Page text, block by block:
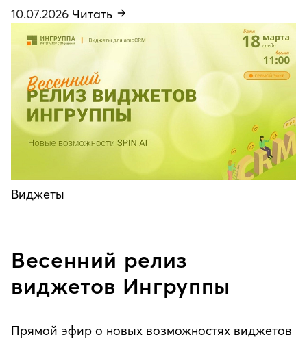
10.07.2026 Читать
Виджеты
Весенний релиз
виджетов Ингруппы
Прямой эфир о новых возможностях виджетов